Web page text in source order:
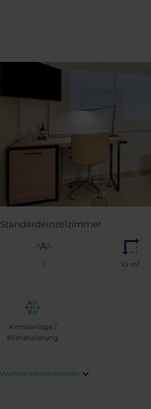
Standardeinzelzimmer
1 10 m²
Klimaanlage /
Klimatisierung
Weitere Informationen